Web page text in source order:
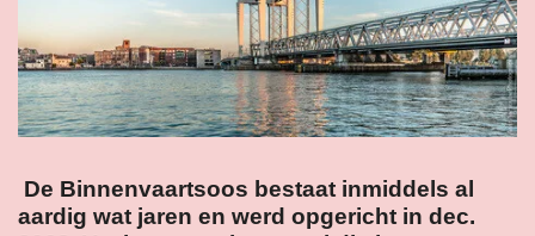
De Binnenvaartsoos bestaat inmiddels al
aardig wat jaren en werd opgericht in dec.